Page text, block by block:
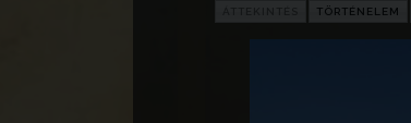
TÖRTÉNELEM